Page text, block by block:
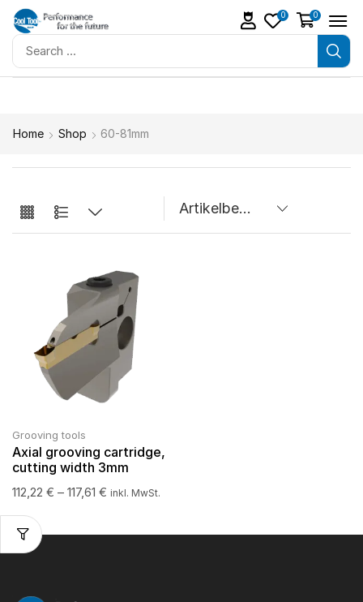
0 0
Home Shop 60-81mm
Grooving tools
Axial grooving cartridge,
cutting width 3mm
112,22 € – 117,61 € inkl. MwSt.